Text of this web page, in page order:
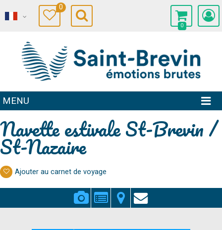
0
0
MENU
Navette estivale St-Brevin /
St-Nazaire
Ajouter au carnet de voyage